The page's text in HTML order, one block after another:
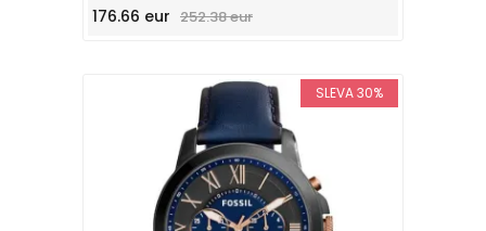
176.66 eur 252.38 eur
SLEVA 30%